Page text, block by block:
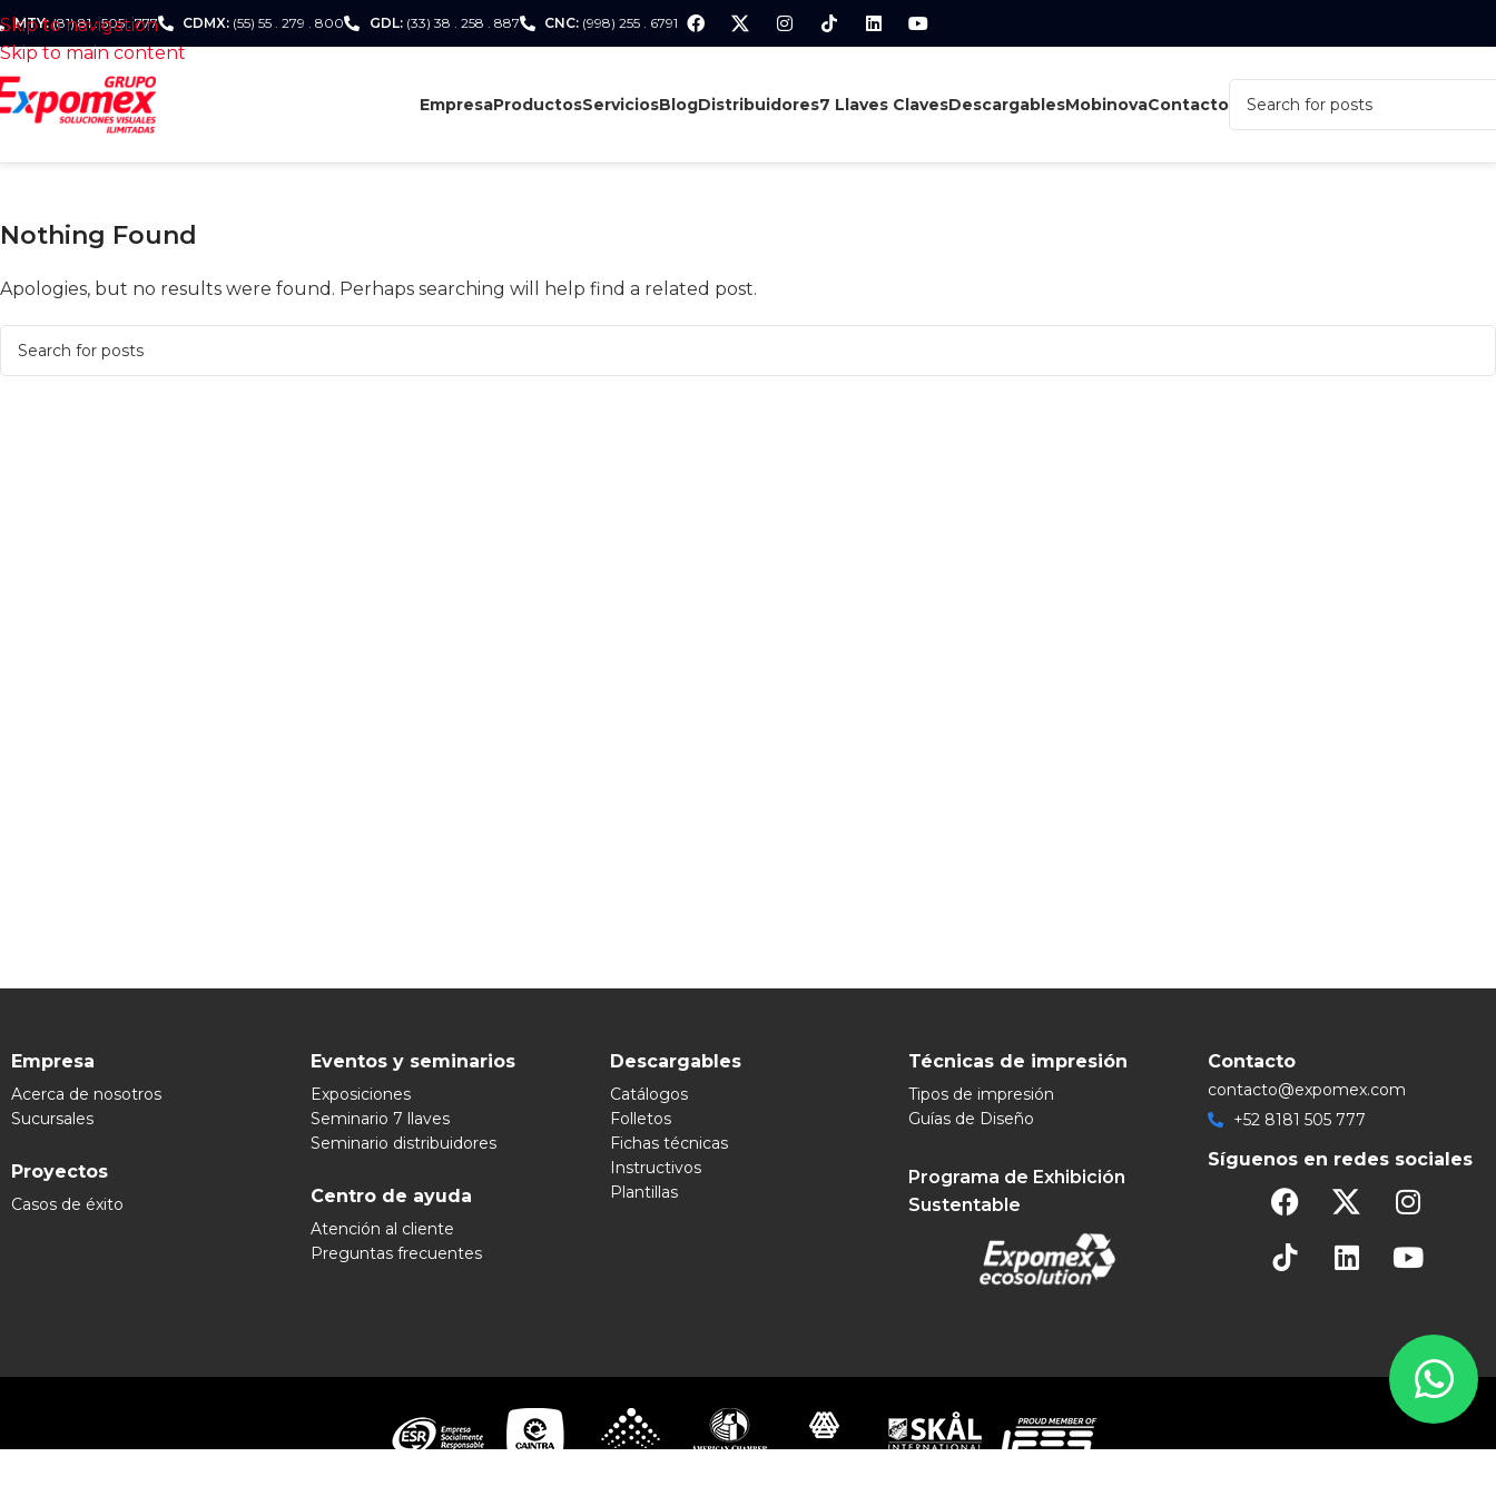
Skip to navigation
Skip to main content
MTY:(81) 81 . 505 . 777 CDMX: (55) 55 . 279 . 800 GDL:(33) 38 . 258 . 887 CNC: (998) 255 . 6791
EmpresaProductosServiciosBlogDistribuidores7 Llaves ClavesDescargablesMobinovaContacto
Nothing Found
Apologies, but no results were found. Perhaps searching will help find a related post.
Empresa
Acerca de nosotros
Sucursales
Proyectos
Casos de éxito
Eventos y seminarios
Exposiciones
Seminario 7 llaves
Seminario distribuidores
Centro de ayuda
Atención al cliente
Preguntas frecuentes
Descargables
Catálogos
Folletos
Fichas técnicas
Instructivos
Plantillas
Técnicas de impresión
Tipos de impresión
Guías de Diseño
Programa de Exhibición
Sustentable
Contacto
contacto@expomex.com
+52 8181 505 777
Síguenos en redes sociales